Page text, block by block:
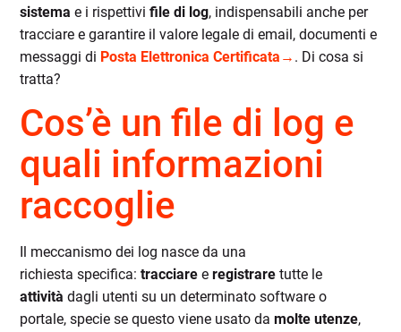
sistema e i rispettivifile di log, indispensabili anche per
tracciare e garantire il valore legale di email, documenti e
messaggi di Posta Elettronica Certificata→ . Di cosa si
tratta?
Cos’è un file di log e
quali informazioni
raccoglie
Il meccanismo dei log nasce da una
richiesta specifica:tracciaree registraretutte le
attività dagli utenti su un determinato software o
portale, specie se questo viene usato damolte utenze,